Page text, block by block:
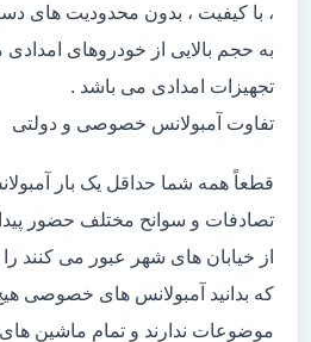
، با کیفیت ، بدون محدودیت های
به حجم بالایی از خودروهای
تجهیزات امدادی می باشد .
تفاوت آمبولانس خصوصی و دولتی
قطعاً همه شما حداقل یک بار
تصادفات و سوانح مختلف حضور
از خیابان های شهر عبور می کنند
که بدانید آمبولانس های خصوصی
موضوعات ندارند و تمام ماشین